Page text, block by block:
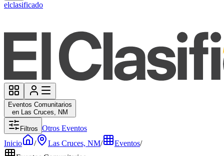
elclasificado
Eventos Comunitarios
en Las Cruces, NM
Filtros Otros Eventos
Inicio
/ Las Cruces, NM/ Eventos/